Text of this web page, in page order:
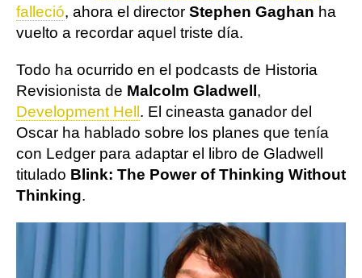
falleció, ahora el director Stephen Gaghan ha
vuelto a recordar aquel triste día.
Todo ha ocurrido en el podcasts de Historia
Revisionista de Malcolm Gladwell ,
Development Hell . El cineasta ganador del
Oscar ha hablado sobre los planes que tenía
con Ledger para adaptar el libro de Gladwell
titulado Blink: The Power of Thinking Without
Thinking.